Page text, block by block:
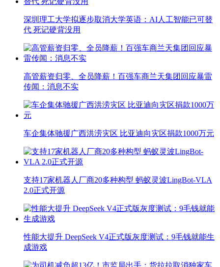
深圳理工大学拟逐步取消大学英语：AI人工智能已可替
代 死记硬背没用
高管薪资归零、全员降薪！百强车商兰天集团回应暴雷
传闻：消息不实
车企集体驰援广西洪涝灾区 比亚迪向灾区捐款1000万元
支持17家机器人厂商20多种构型 蚂蚁灵波LingBot-VLA
2.0正式开源
性能大提升 DeepSeek V4正式版灰度测试：9毛钱就能生
成游戏